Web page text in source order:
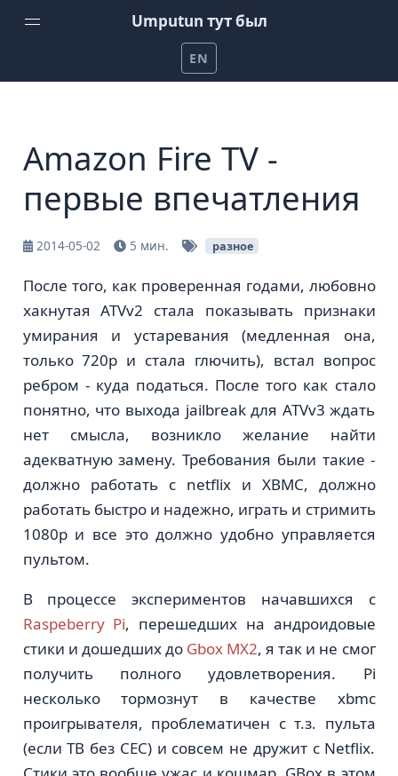
Umputun тут был
Домой
Подкаст Радио-Т
Канал на YouTube
Проекты Umputun
Помочь на patreon
EN
Amazon Fire TV -
первые впечатления
2014-05-02 5 мин. разное
После того, как проверенная годами, любовно
хакнутая ATVv2 стала показывать признаки
умирания и устаревания (медленная она,
только 720p и стала глючить), встал вопрос
ребром - куда податься. После того как стало
понятно, что выхода jailbreak для ATVv3 ждать
нет смысла, возникло желание найти
адекватную замену. Требования были такие -
должно работать с netflix и XBMC, должно
работать быстро и надежно, играть и стримить
1080p и все это должно удобно управляется
пультом.
В процессе экспериментов начавшихся с
Raspeberry Pi, перешедших на андроидовые
стики и дошедших до Gbox MX2, я так и не смог
получить полного удовлетворения. Pi
несколько тормознут в качестве xbmc
проигрывателя, проблематичен с т.з. пульта
(если ТВ без CEC) и совсем не дружит с Netflix.